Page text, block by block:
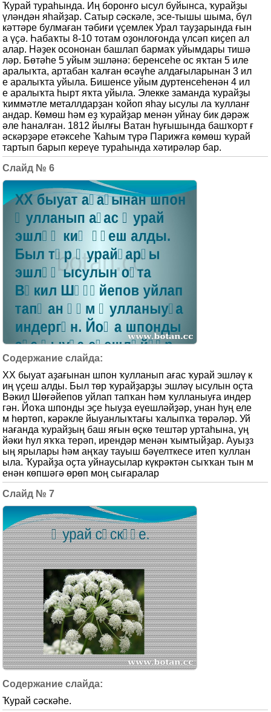
Ҡурай тураһында. Иң боронғо ысул буйынса, ҡурайҙы
үләндән яһайҙар. Сатыр сәскәле, эсе-тышы шыма, бүл
кәттәре булмаған тәбиғи үҫемлек Урал тауҙарында ғын
а үҫә. Һабаҡты 8-10 тотам оҙонлоғонда үлсәп киҫеп ал
алар. Нәҙек осононан башлап бармаҡ уйымдары тишә
ләр. Бөтәһе 5 уйым эшләнә: беренсеһе ос яҡтан 5 иле
аралыҡта, артабан ҡалған өсәүһе алдағыларынан 3 ил
е аралыҡта уйыла. Бишенсе уйым дуртенсеһенән 4 ил
е аралыҡта һырт яҡта уйыла. Элекке заманда ҡурайҙы
ҡиммәтле металлдарҙан ҡойоп яһау ысулы ла ҡулланғ
андар. Көмөш һәм еҙ ҡурайҙар менән уйнау бик дәрәж
әле һаналған. 1812 йылғы Ватан һуғышында башҡорт ғ
әскәрҙәре етәксеһе Ҡаһым түрә Парижға көмөш ҡурай
тартып барып кереүе тураһында хәтирәләр бар.
6
XX быуат аҙағынан шпон ҡулланып ағас ҡурай эшләү к
иң үҫеш алды. Был төр ҡурайҙарҙы эшләү ысулын оҫта
Вәкил Шөғәйепов уйлап тапҡан һәм ҡулланыуға индер
гән. Йоҡа шпонды эҫе һыуҙа еүешләйҙәр, унан һуң еле
м һөртөп, кәрәкле йыуанлыҡтағы ҡалыпҡа төрәләр. Уй
нағанда ҡурайҙың баш яғын өҫкө тештәр уртаһына, уң
йәки һул яҡҡа терәп, ирендәр менән ҡымтыйҙар. Ауыҙз
ың ярылары һәм аңҡау тауыш бәүелткесе итеп ҡуллан
ыла. Ҡурайҙа оҫта уйнаусылар күкрәктән сыҡҡан тын м
енән көпшәгә өрөп моң сығаралар
7
Ҡурай сәскәһе.